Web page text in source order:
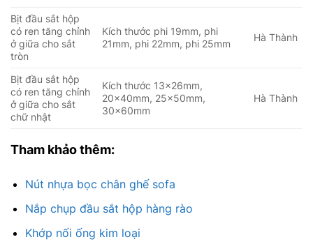
Bịt đầu sắt hộp
có ren tăng chỉnh
ở giữa cho sắt
tròn
Kích thước phi 19mm, phi
21mm, phi 22mm, phi 25mm
Hà Thành
Bịt đầu sắt hộp
có ren tăng chỉnh
ở giữa cho sắt
chữ nhật
Kích thước 13x26mm,
20x40mm, 25x50mm,
30x60mm
Hà Thành
Tham khảo thêm:
Nút nhựa bọc chân ghế sofa
Nắp chụp đầu sắt hộp hàng rào
Khớp nối ống kim loại